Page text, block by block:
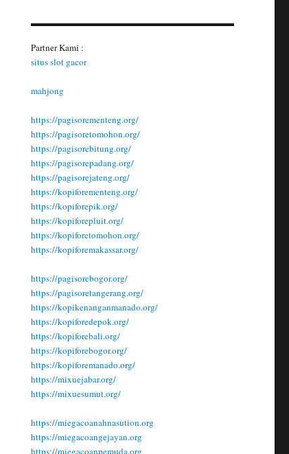
Partner Kami :
situs slot gacor
mahjong
https://pagisorementeng.org/
https://pagisoretomohon.org/
https://pagisorebitung.org/
https://pagisorepadang.org/
https://pagisorejateng.org/
https://kopiforementeng.org/
https://kopiforepik.org/
https://kopiforepluit.org/
https://kopiforetomohon.org/
https://kopiforemakassar.org/
https://pagisorebogor.org/
https://pagisoretangerang.org/
https://kopikenanganmanado.org/
https://kopiforedepok.org/
https://kopiforebali.org/
https://kopiforebogor.org/
https://kopiforemanado.org/
https://mixuejabar.org/
https://mixuesumut.org/
https://miegacoanahnasution.org
https://miegacoangejayan.org
https://miegacoanpemuda.org